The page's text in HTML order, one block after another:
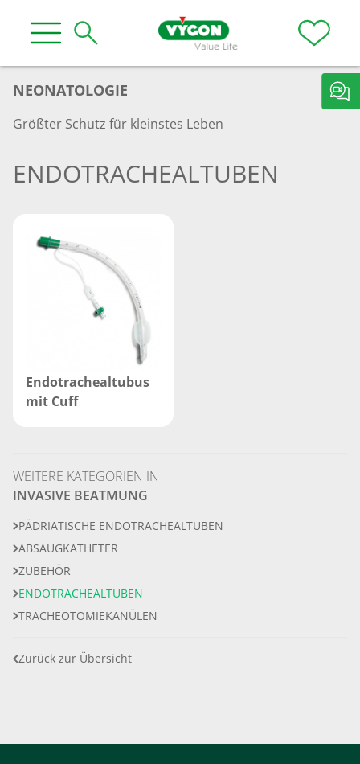
NEONATOLOGIE
Größter Schutz für kleinstes Leben
ENDOTRACHEALTUBEN
Endotrachealtubus
mit Cuff
WEITERE KATEGORIEN IN
INVASIVE BEATMUNG
PÄDRIATISCHE ENDOTRACHEALTUBEN
ABSAUGKATHETER
ZUBEHÖR
ENDOTRACHEALTUBEN
TRACHEOTOMIEKANÜLEN
Zurück zur Übersicht